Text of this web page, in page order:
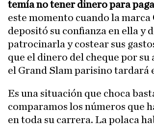
temía no tener dinero para
este momento cuando la marca
depositó su confianza en ella y
patrocinarla y costear sus
que el dinero del cheque por su
el Grand Slam parisino tardará
Es una situación que choca
comparamos los números que
en toda su carrera. La polaca